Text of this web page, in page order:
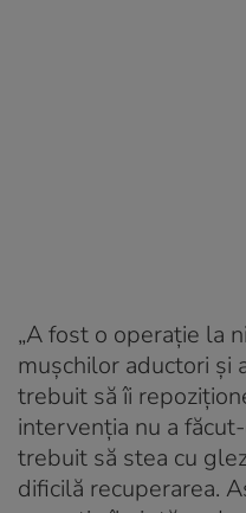
„A fost o operație la
mușchilor aductori și
trebuit să îi
intervenția nu a
trebuit să stea cu
dificilă recuperarea.